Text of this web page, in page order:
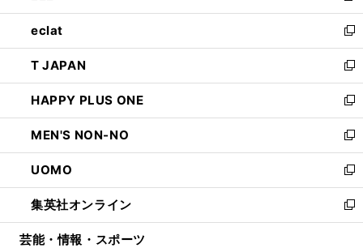
開
く
ウ
で
開
く
ン
ド
ウ
で
開
く
ウ
ィ
ン
ド
ウ
で
開
く
し
い
ウ
ィ
ン
ド
ウ
で
開
く
eclat
新
し
い
ウ
ィ
ン
ド
ウ
で
開
く
T JAPAN
新
し
い
ウ
ィ
ン
ド
ウ
で
開
HAPPY PLUS ONE
新
し
い
ウ
ィ
ン
ド
ウ
MEN'S NON-NO
新
し
い
ウ
ィ
ン
UOMO
新
し
い
ウ
集英社オンライン
新
し
芸能・情報・スポーツ